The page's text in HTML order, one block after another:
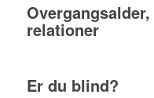
relationer
Er du blind?